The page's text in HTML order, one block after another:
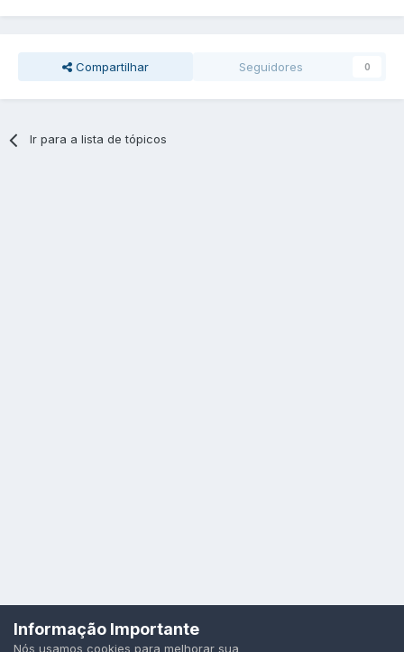
Compartilhar Seguidores 0
Ir para a lista de tópicos
Idioma Política de Privacidade
Todos os direitos reservados.
Informação Importante
Nós usamos cookies para melhorar sua